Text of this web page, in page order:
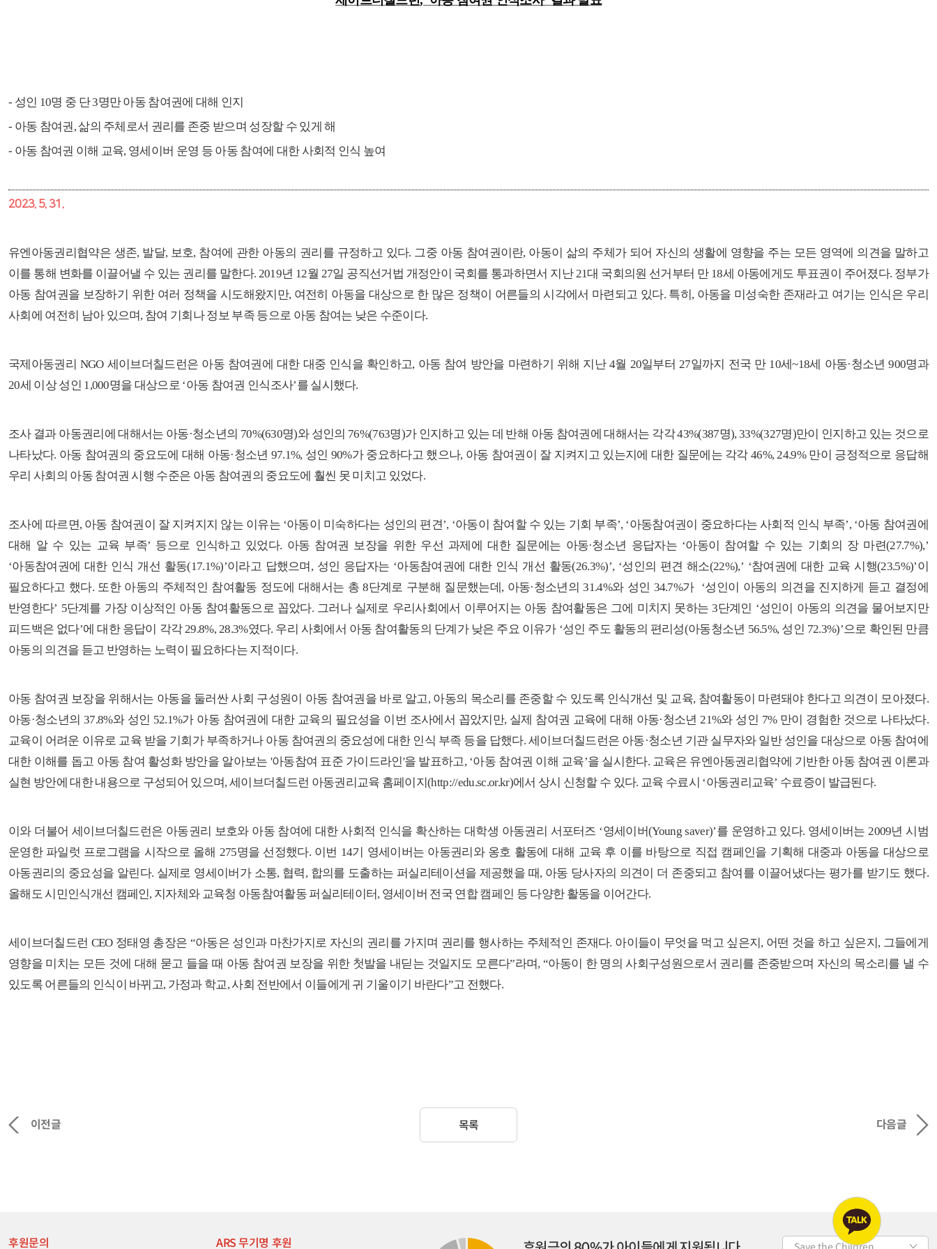
- 성인 10명 중 단3명만 아동 참여권에 대해 인지
- 아동 참여권 , 삶의 주체로서 권리를 존중 받으며 성장할 수 있게 해
- 아동 참여권 이해 교육, 영세이버 운영 등 아동 참여에 대한 사회적 인식 높여
2023. 5. 31.
유엔아동권리협약은 생존, 발달, 보호, 참여에 관한 아동의 권리를 규정하고 있다. 그중 아동 참여권이란, 아동이 삶의 주체가 되어 자신의 생활에 영향을 주는 모든 영역에 의견을 말하고
이를 통해 변화를 이끌어낼 수 있는 권리를 말한다. 2019년 12월 27일 공직선거법 개정안이 국회를 통과하면서 지난21대 국회의원 선거부터 만18세 아동에게도 투표권이 주어졌다. 정부가
아동 참여권을 보장하기 위한 여러 정책을 시도해왔지만, 여전히 아동을 대상으로 한 많은 정책이 어른들의 시각에서 마련되고 있다. 특히, 아동을 미성숙한 존재라고 여기는 인식은 우리
사회에 여전히 남아 있으며, 참여 기회나 정보 부족 등으로 아동 참여는 낮은 수준이다.
국제아동권리 NGO 세이브더칠드런은 아동 참여권에 대한 대중 인식을 확인하고, 아동 참여 방안을 마련하기 위해 지난 4월 20일부터27일까지 전국 만 10세~18세 아동·청소년 900명과
20세 이상 성인 1,000명을 대상으로 ‘아동 참여권 인식조사’를 실시했다.
조사 결과 아동권리에 대해서는 아동·청소년의 70%(630명)와 성인의 76%(763명)가 인지하고 있는 데 반해 아동 참여권에 대해서는 각각43%(387명), 33%(327명)만이 인지하고 있는 것으로
나타났다. 아동 참여권의 중요도에 대해 아동·청소년 97.1%, 성인 90%가 중요하다고 했으나, 아동 참여권이 잘 지켜지고 있는지에 대한 질문에는 각각 46%, 24.9% 만이 긍정적으로 응답해
우리 사회의 아동 참여권 시행 수준은 아동 참여권의 중요도에 훨씬 못 미치고 있었다.
조사에 따르면, 아동 참여권이 잘 지켜지지 않는 이유는 ‘아동이 미숙하다는 성인의 편견’, ‘아동이 참여할 수 있는 기회 부족’, ‘아동참여권이 중요하다는 사회적 인식 부족’, ‘아동 참여권에
대해 알 수 있는 교육 부족’ 등으로 인식하고 있었다. 아동 참여권 보장을 위한 우선 과제에 대한 질문에는 아동·청소년 응답자는 ‘아동이 참여할 수 있는 기회의 장 마련(27.7%),’
‘아동참여권에 대한 인식 개선 활동(17.1%)’이라고 답했으며 , 성인 응답자는 ‘아동참여권에 대한 인식 개선 활동(26.3%)’, ‘성인의 편견 해소(22%),’ ‘참여권에 대한 교육 시행(23.5%)’이
필요하다고 했다. 또한 아동의 주체적인 참여활동 정도에 대해서는 총8단계로 구분해 질문했는데, 아동·청소년의31.4%와 성인 34.7%가 ‘성인이 아동의 의견을 진지하게 듣고 결정에
반영한다’ 5단계를 가장 이상적인 아동 참여활동으로 꼽았다. 그러나 실제로 우리사회에서 이루어지는 아동 참여활동은 그에 미치지 못하는 3단계인 ‘성인이 아동의 의견을 물어보지만
피드백은 없다’에 대한 응답이 각각29.8%, 28.3%였다. 우리 사회에서 아동 참여활동의 단계가 낮은 주요 이유가 ‘성인 주도 활동의 편리성(아동청소년 56.5%, 성인 72.3%)’으로 확인된 만큼
아동의 의견을 듣고 반영하는 노력이 필요하다는 지적이다.
아동 참여권 보장을 위해서는 아동을 둘러싼 사회 구성원이 아동 참여권을 바로 알고, 아동의 목소리를 존중할 수 있도록 인식개선 및 교육, 참여활동이 마련돼야 한다고 의견이 모아졌다.
아동·청소년의 37.8%와 성인 52.1%가 아동 참여권에 대한 교육의 필요성을 이번 조사에서 꼽았지만, 실제 참여권 교육에 대해 아동·청소년21%와 성인 7% 만이 경험한 것으로 나타났다.
교육이 어려운 이유로 교육 받을 기회가 부족하거나 아동 참여권의 중요성에 대한 인식 부족 등을 답했다. 세이브더칠드런은 아동·청소년 기관 실무자와 일반 성인을 대상으로 아동 참여에
대한 이해를 돕고 아동 참여 활성화 방안을 알아보는 '아동참여 표준 가이드라인'을 발표하고, ‘아동 참여권 이해 교육’을 실시한다. 교육은 유엔아동권리협약에 기반한 아동 참여권 이론과
실현 방안에 대한 내용으로 구성되어 있으며,세이브더칠드런 아동권리교육 홈페이지(http://edu.sc.or.kr)에서 상시 신청할 수 있다. 교육 수료시 ‘아동권리교육’ 수료증이 발급된다.
이와 더불어 세이브더칠드런은 아동권리 보호와 아동 참여에 대한 사회적 인식을 확산하는 대학생 아동권리 서포터즈 ‘영세이버(Young saver)’를 운영하고 있다. 영세이버는2009년 시범
운영한 파일럿 프로그램을 시작으로 올해 275명을 선정했다. 이번 14기 영세이버는 아동권리와 옹호 활동에 대해 교육 후 이를 바탕으로 직접 캠페인을 기획해 대중과 아동을 대상으로
아동권리의 중요성을 알린다. 실제로 영세이버가 소통, 협력, 합의를 도출하는 퍼실리테이션을 제공했을 때, 아동 당사자의 의견이 더 존중되고 참여를 이끌어냈다는 평가를 받기도 했다.
올해도 시민인식개선 캠페인, 지자체와 교육청 아동참여활동 퍼실리테이터, 영세이버 전국 연합 캠페인 등 다양한 활동을 이어간다.
세이브더칠드런 CEO 정태영 총장은 “아동은 성인과 마찬가지로 자신의 권리를 가지며 권리를 행사하는 주체적인 존재다. 아이들이 무엇을 먹고 싶은지, 어떤 것을 하고 싶은지, 그들에게
영향을 미치는 모든 것에 대해 묻고 들을 때 아동 참여권 보장을 위한 첫발을 내딛는 것일지도 모른다”라며, “아동이 한 명의 사회구성원으로서 권리를 존중받으며 자신의 목소리를 낼 수
있도록 어른들의 인식이 바뀌고, 가정과 학교,사회 전반에서 이들에게 귀 기울이기 바란다”고 전했다.
이전글 목록 다음글
후원문의 ARS 무기명 후원